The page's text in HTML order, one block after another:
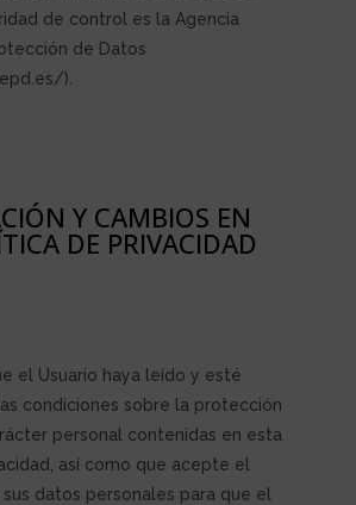
de control es la Agencia
de Datos
).
Y CAMBIOS EN
DE PRIVACIDAD
el Usuario haya leído y esté
condiciones sobre la protección
personal contenidas en esta
así como que acepte el
datos personales para que el